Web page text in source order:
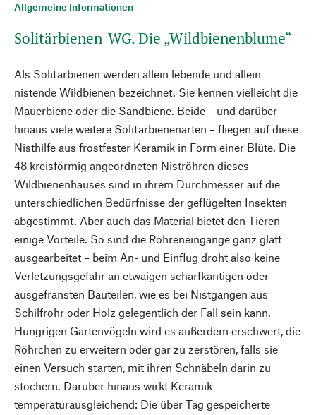
Allgemeine Informationen
Solitärbienen-WG. Die „Wildbienenblume“
Als Solitärbienen werden allein lebende und allein
nistende Wildbienen bezeichnet. Sie kennen vielleicht die
Mauerbiene oder die Sandbiene. Beide – und darüber
hinaus viele weitere Solitärbienenarten – fliegen auf diese
Nisthilfe aus frostfester Keramik in Form einer Blüte. Die
48 kreisförmig angeordneten Niströhren dieses
Wildbienenhauses sind in ihrem Durchmesser auf die
unterschiedlichen Bedürfnisse der geflügelten Insekten
abgestimmt. Aber auch das Material bietet den Tieren
einige Vorteile. So sind die Röhreneingänge ganz glatt
ausgearbeitet – beim An- und Einflug droht also keine
Verletzungsgefahr an etwaigen scharfkantigen oder
ausgefransten Bauteilen, wie es bei Nistgängen aus
Schilfrohr oder Holz gelegentlich der Fall sein kann.
Hungrigen Gartenvögeln wird es außerdem erschwert, die
Röhrchen zu erweitern oder gar zu zerstören, falls sie
einen Versuch starten, mit ihren Schnäbeln darin zu
stochern. Darüber hinaus wirkt Keramik
temperaturausgleichend: Die über Tag gespeicherte